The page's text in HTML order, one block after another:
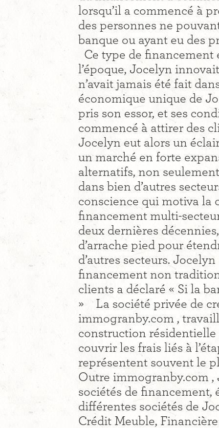
lorsqu’il a commencé à
des personnes ne
banque ou ayant eu des
Ce type de financement
l’époque, Jocelyn
n’avait jamais été fait
économique unique de
pris son essor, et ses
commencé à attirer des
Jocelyn eut alors un
un marché en forte
alternatifs, non
dans bien d’autres
conscience qui motiva la
financement multi-
deux dernières
d’arrache pied pour
d’autres secteurs.
financement non
clients a déclaré « Si la
» La société privée de
immogranby.com ,
construction
couvrir les frais liés à
représentent souvent le
Outre immogranby.com ,
sociétés de financement,
différentes sociétés de
Crédit Meuble,